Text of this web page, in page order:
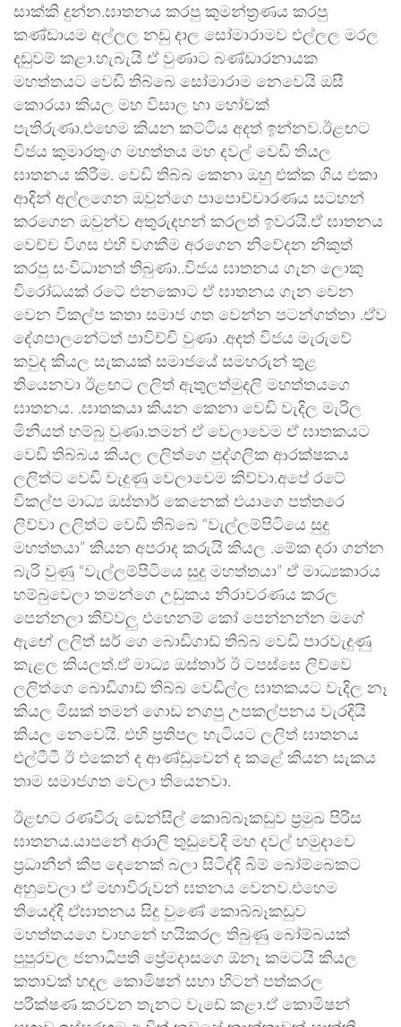
සාක්කි දුන්න.ඝාතනය කරපු කුමන්ත්‍රණය කරපු
කණ්ඩායම අල්ලල නඩු දාල සෝමාරාමව එල්ලල මරල
දඬුවම් කළා.හැබැයි ඒ වුණාට බණ්ඩාරනායක
මහත්තයට වෙඩි තිබ්බෙ සෝමාරාම නෙවෙයි ඔසී
කොරයා කියල මහ විසාල හා හෝවක්
පැතිරුණා.එහෙම කියන කට්ටිය අදත් ඉන්නව.ඊළඟට
විජය කුමාරතුංග මහත්තය මහ දවල් වෙඩි තියල
ඝාතනය කිරීම. වෙඩි තිබ්බ කෙනා ඔහු එක්ක ගිය එකා
ආදින් අල්ලගෙන ඔවුන්ගෙ පාපොච්චාරණය සටහන්
කරගෙන ඔවුන්ව අතුරුදහන් කරලත් ඉවරයි.ඒ ඝාතනය
වෙච්ච විගස එහි වගකීම අරගෙන නිවේදන නිකුත්
කරපු සංවිධානත් තිබුණා..විජය ඝාතනය ගැන ලොකු
විරෝධයක් රටේ එනකොට ඒ ඝාතනය ගැන වෙන
වෙන විකල්ප කතා සමාජ ගත වෙන්න පටන්ගත්තා .ඒව
දේශපාලනේටත් පාවිච්චි වුණා .අදත් විජය මැරුවේ
කවුද කියල සැකයක් සමාජයේ සමහරුන් තුළ
තියෙනවා ඊළඟට ලලිත් ඇතුලත්මුදලි මහත්තයගෙ
ඝාතනය. .ඝාතකයා කියන කෙනා වෙඩි වැදිල මැරිල
මිනියත් හම්බු වුණා.තමන් ඒ වෙලාවෙම ඒ ඝාතකයට
වෙඩි තිබ්බය කියල ලලිත්ගෙ පුද්ගලික ආරක්ෂකය
ලලිත්ට වෙඩි වැදුණු වෙලාවෙම කිව්වා.අපේ රටේ
විකල්ප මාධ්‍ය ඔස්තාර් කෙනෙක් එයාගෙ පත්තරෙ
ලිව්වා ලලිත්ට වෙඩි තිබ්බෙ “වැල්ලම්පිටියෙ සුදු
මහත්තයා” කියන අපරාද කරුයි කියල .මේක දරා ගන්න
බැරි වුණු “වැල්ලම්පිටියෙ සුදු මහත්තයා” ඒ මාධ්‍යකාරය
හම්බුවෙලා තමන්ගෙ උඩුකය නිරාවරණය කරල
පෙන්නලා කිව්වලු එහෙනම් කෝ පෙන්නන්න මගේ
ඇඟේ ලලිත් සර් ගෙ බොඩිගාඩ් තිබ්බ වෙඩි පාරවැදුණු
කැළල කියලත්.ඒ මාධ්‍ය ඔස්තාර් ඊ ටපස්සෙ ලිව්වෙ
ලලිත්ගෙ බොඩිගාඩ් තිබ්බ වෙඩිල්ල ඝාතකයට වැදිල නෑ
කියල මිසක් තමන් ගොඩ නගපු උපකල්පනය වැරදියි
කියල නෙවෙයි. එහි ප්‍රතිපල හැටියට ලලිත් ඝාතනය
එල්ටීටී ඊ එකෙන් ද ආණ්ඩුවෙන් ද කළේ කියන සැකය
තාම සමාජගත වෙලා තියෙනවා.
ඊළඟට රණවිරු ඩෙන්සිල් කොබ්බෑකඩුව ප්‍රමුඛ පිරිස
ඝාතනය.යාපනේ අරාලි තුඩුවෙදි මහ දවල් හමුදාවෙ
ප්‍රධානීන් කීප දෙනෙක් බලා සිටිද්දි බිම් බෝම්බෙකට
අහුවෙලා ඒ මහාවිරුවන් ඝතනය වෙනව.එහෙම
තියෙද්දි ඒඝාතනය සිදු වුණේ කොබ්බෑකඩුව
මහත්තයගෙ වාහනේ හයිකරල තිබුණු බෝම්බයක්
පුපුරවල ජනාධිපති ප්‍රේමදාසගෙ ඕනෑ කමටයි කියල
කතාවක් හදල කොමිෂන් සභා හිටන් පත්කරල
පරීක්ෂණ කරවන තැනට වැඩේ කළා.ඒ කොමිෂන්